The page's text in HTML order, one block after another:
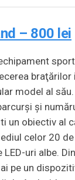
– 800 lei
braţărilor
model al
şi
un obiectiv al
celor 20
LED-uri albe.
pe un